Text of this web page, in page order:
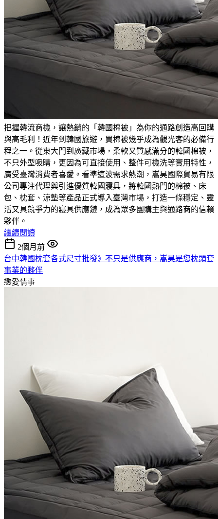
把握韓流商機，讓熱銷的「韓國棉被」為你的通路創造高回購
與高毛利！ 近年到韓國旅遊，買棉被幾乎成為觀光客的必備行
程之一。從東大門到廣藏市場，柔軟又質感滿分的韓國棉被，
不只外型吸睛，更因為可直接使用、整件可機洗等實用特性，
廣受臺灣消費者喜愛。看準這波需求熱潮，嵩昊國際貿易有限
公司專注代理與引進優質韓國寢具，將韓國熱門的棉被、床
包、枕套、涼墊等產品正式導入臺灣市場，打造一條穩定、靈
活又具競爭力的寢具供應鏈，成為眾多團購主與通路商的信賴
夥伴。
繼續閱讀
2個月前
台中韓國枕套各式尺寸批發》不只是供應商，嵩昊是您枕頭套
事業的夥伴
戀愛情事